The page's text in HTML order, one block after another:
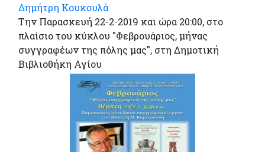
Δημήτρη Κουκουλά
Την Παρασκευή 22-2-2019 και ώρα 20:00, στο
πλαίσιο του κύκλου "Φεβρουάριος, μήνας
συγγραφέων της πόλης μας", στη Δημοτική
Βιβλιοθήκη Αγίου